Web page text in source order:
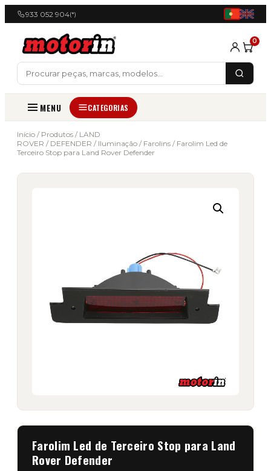
933 052 904(*)
0
MENU CATEGORIAS
Início / Produtos / LAND
ROVER / DEFENDER / Iluminação / Farolins / Farolim Led de
Terceiro Stop para Land Rover Defender
Farolim Led de Terceiro Stop para Land
Rover Defender